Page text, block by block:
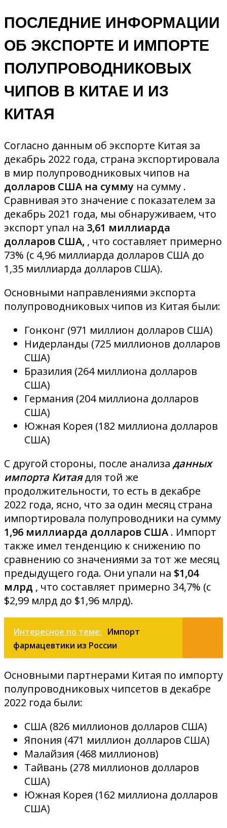
ПОСЛЕДНИЕ ИНФОРМАЦИИ
ОБ ЭКСПОРТЕ И ИМПОРТЕ
ПОЛУПРОВОДНИКОВЫХ
ЧИПОВ В КИТАЕ И ИЗ
КИТАЯ
Согласно данным об экспорте Китая за
декабрь 2022 года, страна экспортировала
в мир полупроводниковых чипов на
долларов США на сумму на сумму .
Сравнивая это значение с показателем за
декабрь 2021 года, мы обнаруживаем, что
экспорт упал на 3,61 миллиарда
долларов США, , что составляет примерно
73% (с 4,96 миллиарда долларов США до
1,35 миллиарда долларов США).
Основными направлениями экспорта
полупроводниковых чипов из Китая были:
Гонконг (971 миллион долларов США)
Нидерланды (725 миллионов долларов
США)
Бразилия (264 миллиона долларов
США)
Германия (204 миллиона долларов
США)
Южная Корея (182 миллиона долларов
США)
С другой стороны, после анализа данных
импорта Китаядля той же
продолжительности, то есть в декабре
2022 года, ясно, что за один месяц страна
импортировала полупроводники на сумму
1,96 миллиарда долларов США . Импорт
также имел тенденцию к снижению по
сравнению со значениями за тот же месяц
предыдущего года. Они упали на $1,04
млрд , что составляет примерно 34,7% (с
$2,99 млрд до $1,96 млрд).
Интересное по теме: Импорт
фармацевтики из России
Основными партнерами Китая по импорту
полупроводниковых чипсетов в декабре
2022 года были:
США (826 миллионов долларов США)
Япония (471 миллион долларов США)
Малайзия (468 миллионов)
Тайвань (278 миллионов долларов
США)
Южная Корея (162 миллиона долларов
США)